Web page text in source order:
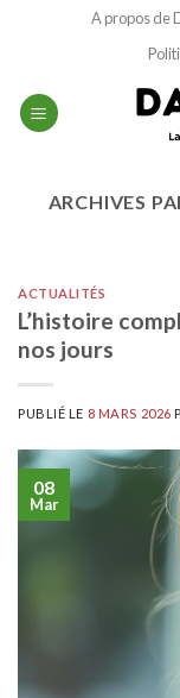
A propos de
ARCHIVES
ACTUALITÉS
L’histoire
nos jours
PUBLIÉ LE 8 MARS 2026
08
Mar